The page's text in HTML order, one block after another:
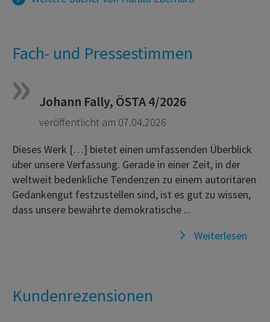
Fach- und Pressestimmen
Johann Fally, ÖSTA 4/2026
veröffentlicht am 07.04.2026
Dieses Werk […] bietet einen umfassenden Überblick
über unsere Verfassung. Gerade in einer Zeit, in der
weltweit bedenkliche Tendenzen zu einem autoritären
Gedankengut festzustellen sind, ist es gut zu wissen,
dass unsere bewährte demokratische ...
Weiterlesen
Kundenrezensionen